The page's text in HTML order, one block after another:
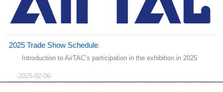
2025 Trade Show Schedule
Introduction to AirTAC’s participation in the exhibition in 2025
-2025-02-06-